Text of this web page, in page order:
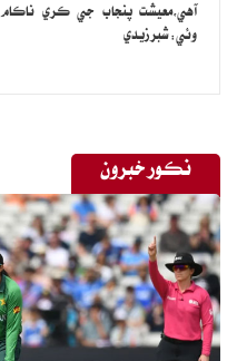
آهي،معيشت پنجاب جي ڪري ناڪام
وئي: شبر زيدي
نڪور خبرون